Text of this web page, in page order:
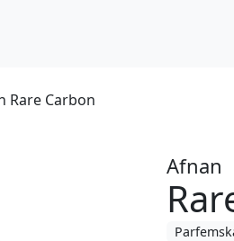
Rare Carbon
Afnan